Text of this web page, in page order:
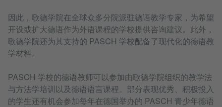
因此，歌德学院在全球众多分院派驻德语教学专家，为希望
开设或扩大德语作为外语课程的学校提供咨询建议。此外，
歌德学院还为其支持的 PASCH 学校配备了现代化的德语教
学材料。
PASCH 学校的德语教师可以参加由歌德学院组织的教学法
与方法学培训以及德语语言课程。部分表现优秀、积极投入
的学生还有机会参加每年在德国举办的 PASCH 青少年德语